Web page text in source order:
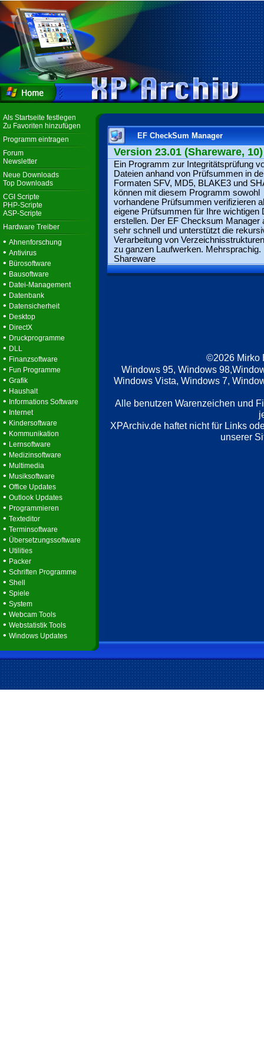
Als Startseite festlegen
Zu Favoriten hinzufügen
Programm eintragen
Forum
Newsletter
Neue Downloads
Top Downloads
CGI Scripte
PHP-Scripte
ASP-Scripte
Hardware Treiber
• Ahnenforschung
• Antivirus
• Bürosoftware
• Bausoftware
• Datei-Management
• Datenbank
• Datensicherheit
• Desktop
• DirectX
• Druckprogramme
• DLL
• Finanzsoftware
• Fun Programme
• Grafik
• Haushalt
• Informations Software
• Internet
• Kindersoftware
• Kommunikation
• Lernsoftware
• Medizinsoftware
• Multimedia
• Musiksoftware
• Office Updates
• Outlook Updates
• Programmieren
• Texteditor
• Terminsoftware
• Übersetzungssoftware
• Utilities
• Packer
• Schriften Programme
• Shell
• Spiele
• System
• Webcam Tools
• Webstatistik Tools
• Windows Updates
EF CheckSum Manager
Version 23.01 (Shareware, 10)
Ein Programm zur Integritätsprüfung
Dateien anhand von Prüfsummen in
Formaten SFV, MD5, BLAKE3 und
können mit diesem Programm sowohl
vorhandene Prüfsummen verifizieren
eigene Prüfsummen für Ihre wichtigen
erstellen. Der EF Checksum Manager
sehr schnell und unterstützt die
Verarbeitung von
zu ganzen Laufwerken. Mehrsprachig.
Shareware
©2026 Mirko
Windows 95, Windows
Windows Vista, Windows 7,
Alle benutzen Warenzeichen und
XPArchiv.de haftet nicht für Links
unserer